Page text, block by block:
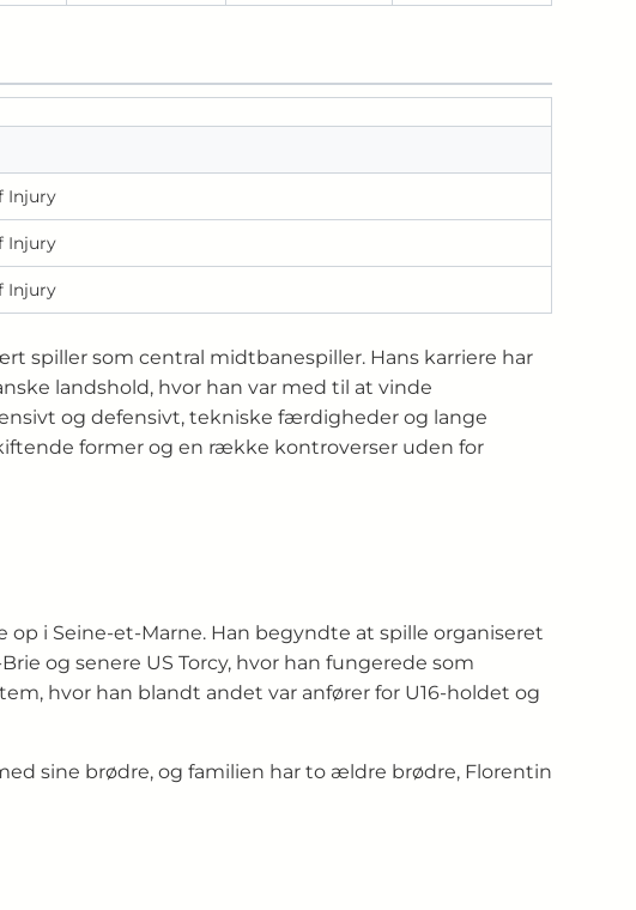
Injury
Injury
Injury
spiller som central midtbanespiller. Hans karriere har
landshold, hvor han var med til at vinde
og defensivt, tekniske færdigheder og lange
former og en række kontroverser uden for
i Seine‑et‑Marne. Han begyndte at spille organiseret
og senere US Torcy, hvor han fungerede som
hvor han blandt andet var anfører for U16-holdet og
sine brødre, og familien har to ældre brødre, Florentin